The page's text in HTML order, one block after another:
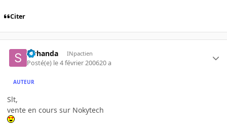
Citer
swhanda INpactien
Posté(e) le 4 février 200620 a
AUTEUR
Slt,
vente en cours sur Nokytech